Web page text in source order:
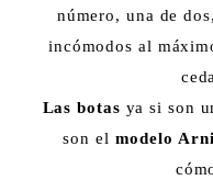
número, una de
incómodos al
Las botas ya si son
son el modelo